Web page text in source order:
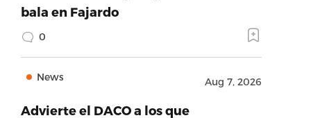
bala en Fajardo
0
News Aug 7, 2026
Advierte el DACO a los que